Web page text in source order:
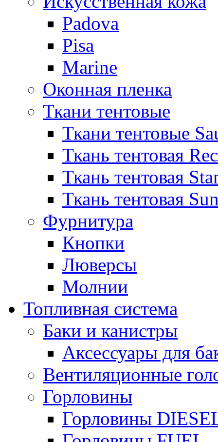
Padova
Pisa
Marine
Оконная пленка
Ткани тентовые
Ткани тентовые
Ткань тентовая
Ткань тентовая
Ткань тентовая
Фурнитура
Кнопки
Люверсы
Молнии
Топливная система
Баки и канистры
Аксессуары для
Вентиляционные
Горловины
Горловины